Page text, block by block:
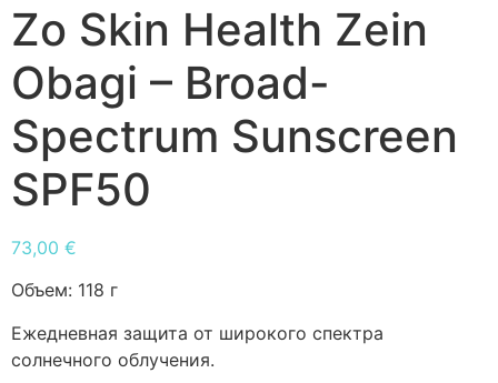
Zo Skin Health Zein
Obagi – Broad-
Spectrum Sunscreen
SPF50
73,00 €
Объем: 118 г
Ежедневная защита от широкого спектра
солнечного облучения.